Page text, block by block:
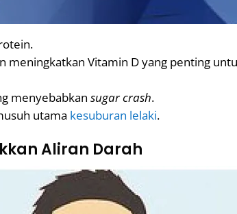
meningkatkan Vitamin D yang penting
menyebabkan sugar crash.
utama kesuburan lelaki.
Aliran Darah